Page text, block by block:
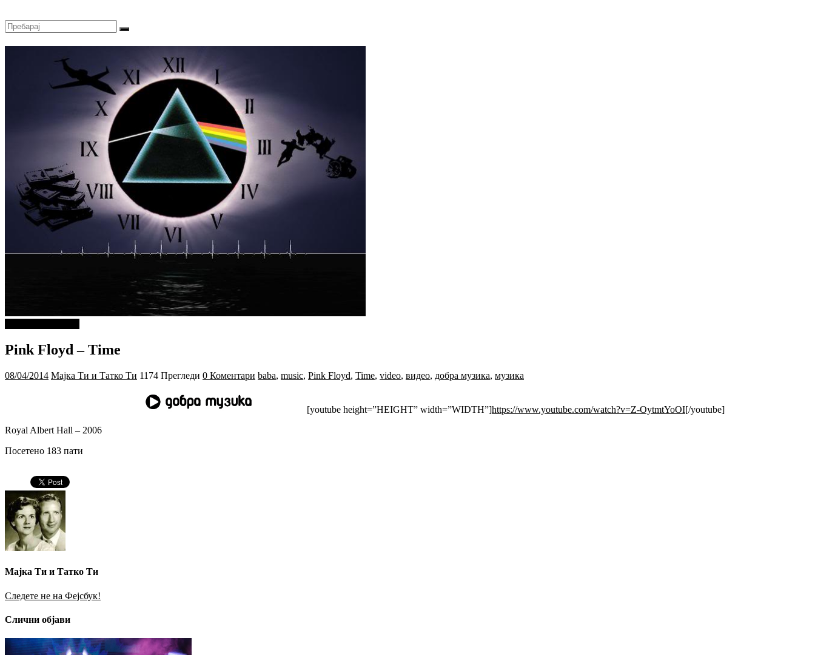
Pink Floyd – Time
08/04/2014 Мајка Ти и Татко Ти 1174 Прегледи 0 Коментари baba, music, Pink Floyd, Time, video, видео, добра музика, музика
[youtube height=”HEIGHT” width=”WIDTH”]https://www.youtube.com/watch?v=Z-OytmtYoOI[/youtube]
Royal Albert Hall – 2006
Посетено 183 пати
Мајка Ти и Татко Ти
Следете не на Фејсбук!
Слични објави